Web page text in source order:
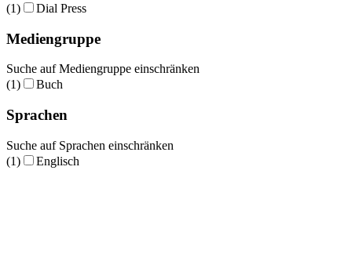
(1)
Dial Press
Mediengruppe
Suche auf Mediengruppe einschränken
(1)
Buch
Sprachen
Suche auf Sprachen einschränken
(1)
Englisch